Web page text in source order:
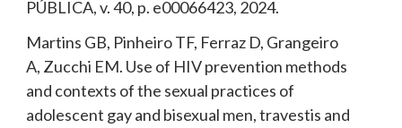
PÚBLICA, v. 40, p. e00066423, 2024.
Martins GB, Pinheiro TF, Ferraz D, Grangeiro
A, Zucchi EM. Use of HIV prevention methods
and contexts of the sexual practices of
adolescent gay and bisexual men, travestis and